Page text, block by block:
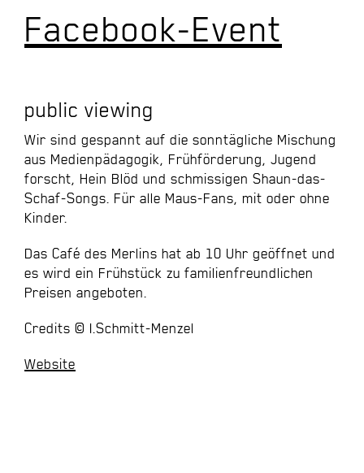
Facebook-Event
public viewing
Wir sind gespannt auf die sonntägliche Mischung
aus Medienpädagogik, Frühförderung, Jugend
forscht, Hein Blöd und schmissigen Shaun-das-
Schaf-Songs. Für alle Maus-Fans, mit oder ohne
Kinder.
Das Café des Merlins hat ab 10 Uhr geöffnet und
es wird ein Frühstück zu familienfreundlichen
Preisen angeboten.
Credits © I.Schmitt-Menzel
Website